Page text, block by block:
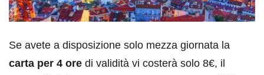
Se avete a disposizione solo mezza giornata la
carta per 4 ore di validità vi costerà solo 8€, il